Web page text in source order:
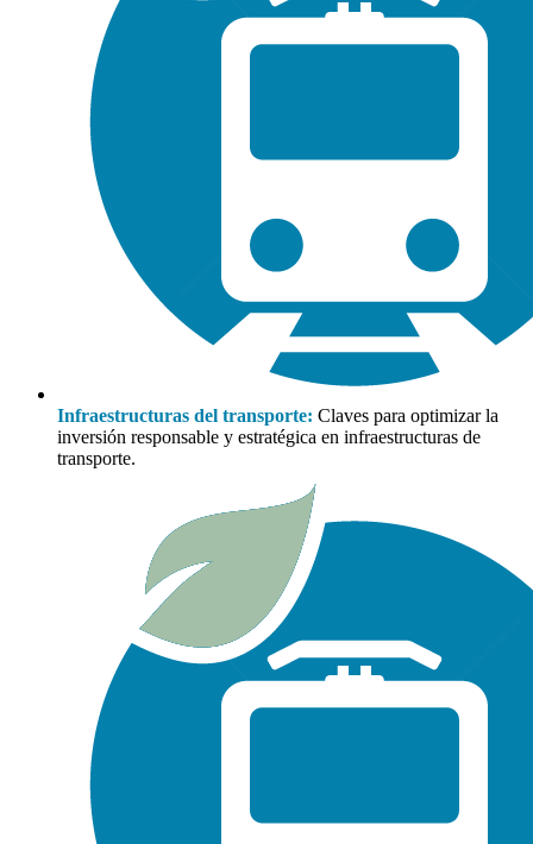
Infraestructuras del transporte: Claves para optimizar la
inversión responsable y estratégica en infraestructuras de
transporte.